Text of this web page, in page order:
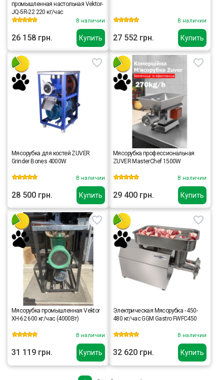
Купить
промышленная настольная Vektor-
JQ-5R-22 220 кг/час
В наличии
26 158 грн. Купить
В наличии
27 552 грн.
Купить
Мясорубка для костей ZUVER
Grinder Bones 4000W
В наличии
28 500 грн. Купить
Мясорубка профессиональная
ZUVER MasterChef 1500W
В наличии
29 400 грн.
Купить
Мясорубка промышленная Vektor
XH-62 600 кг/час (4000Вт)
В наличии
31 119 грн. Купить
Электрическая Мясорубка - 450-
480 кг/час GGM Gastro FWFC450
В наличии
32 620 грн.